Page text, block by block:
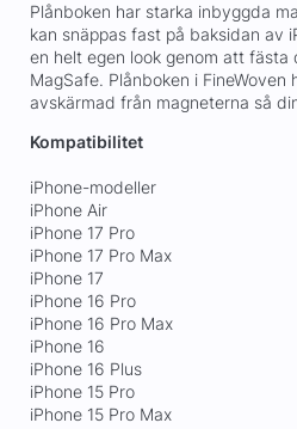
Plånboken har starka inbyggda
kan snäppas fast på baksidan av
en helt egen look genom att fästa
MagSafe. Plånboken i
avskärmad från magneterna så
Kompatibilitet
iPhone-modeller
iPhone Air
iPhone 17 Pro
iPhone 17 Pro Max
iPhone 17
iPhone 16 Pro
iPhone 16 Pro Max
iPhone 16
iPhone 16 Plus
iPhone 15 Pro
iPhone 15 Pro Max